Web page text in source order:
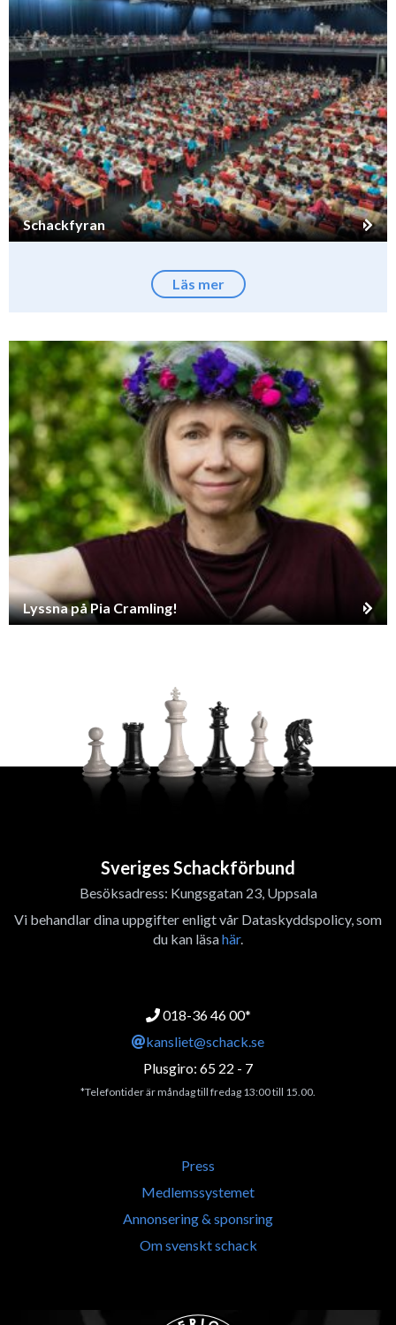
Schackfyran
Läs mer
Lyssna på Pia Cramling!
Sveriges Schackförbund
Besöksadress: Kungsgatan 23, Uppsala
Vi behandlar dina uppgifter enligt vår Dataskyddspolicy, som
du kan läsahär.
018-36 46 00*
kansliet@schack.se
Plusgiro: 65 22 - 7
*Telefontider är måndag till fredag 13:00 till 15.00.
Press
Medlemssystemet
Annonsering & sponsring
Om svenskt schack